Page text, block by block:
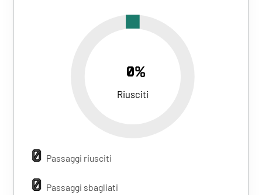
0%
Riusciti
0 Passaggi riusciti
0 Passaggi sbagliati